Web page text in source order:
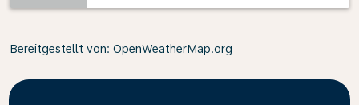
Bereitgestellt von: OpenWeatherMap.org